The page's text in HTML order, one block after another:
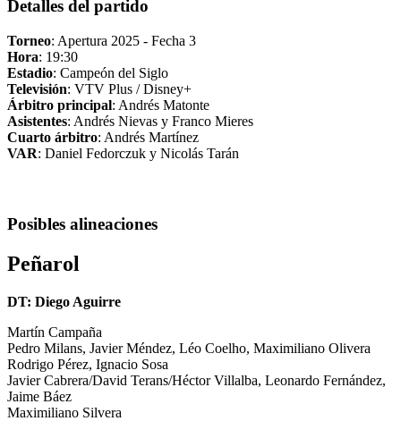
Detalles del partido
Torneo: Apertura 2025 - Fecha 3
Hora: 19:30
Estadio: Campeón del Siglo
Televisión: VTV Plus / Disney+
Árbitro principal: Andrés Matonte
Asistentes: Andrés Nievas y Franco Mieres
Cuarto árbitro: Andrés Martínez
VAR: Daniel Fedorczuk y Nicolás Tarán
Posibles alineaciones
Peñarol
DT: Diego Aguirre
Martín Campaña
Pedro Milans, Javier Méndez, Léo Coelho, Maximiliano Olivera
Rodrigo Pérez, Ignacio Sosa
Javier Cabrera/David Terans/Héctor Villalba, Leonardo Fernández,
Jaime Báez
Maximiliano Silvera